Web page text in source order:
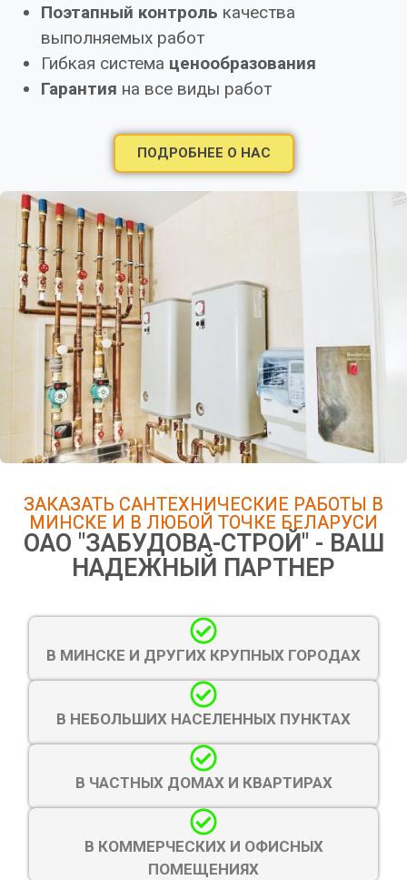
Поэтапный контроль качества
выполняемых работ
Гибкая система ценообразования
Гарантия на все виды работ
ПОДРОБНЕЕ О НАС
ЗАКАЗАТЬ САНТЕХНИЧЕСКИЕ РАБОТЫ В
МИНСКЕ И В ЛЮБОЙ ТОЧКЕ БЕЛАРУСИ
ОАО "ЗАБУДОВА-СТРОЙ" - ВАШ
НАДЕЖНЫЙ ПАРТНЕР
В МИНСКЕ И ДРУГИХ КРУПНЫХ ГОРОДАХ
В НЕБОЛЬШИХ НАСЕЛЕННЫХ ПУНКТАХ
В ЧАСТНЫХ ДОМАХ И КВАРТИРАХ
В КОММЕРЧЕСКИХ И ОФИСНЫХ
ПОМЕЩЕНИЯХ